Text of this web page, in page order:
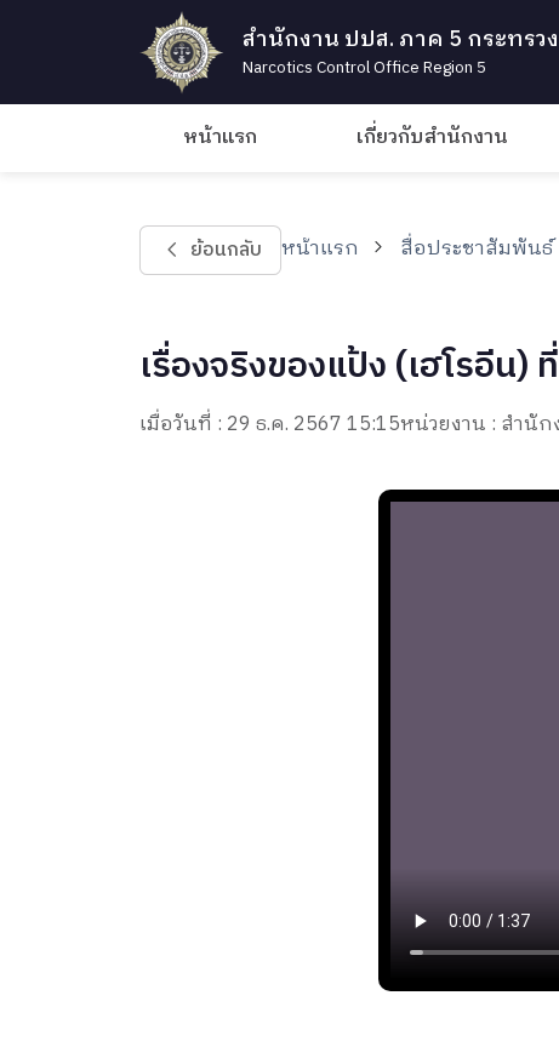
สำนักงาน ปปส. ภาค 5 กระทรว
Narcotics Control Office Region 5
หน้าแรก เกี่ยวกับสำนักงาน
ย้อนกลับ หน้าแรก สื่อประชาสัมพันธ์
เรื่องจริงของแป้ง (เฮโรอีน
เมื่อวันที่ : 29 ธ.ค. 2567 15:15หน่วยงาน : สำนั